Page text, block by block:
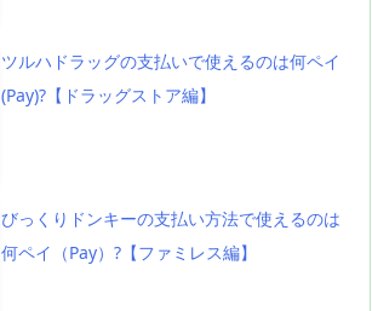
ツルハドラッグの支払いで使えるのは何ペイ
(Pay)?【ドラッグストア編】
びっくりドンキーの支払い方法で使えるのは
何ペイ（Pay）?【ファミレス編】